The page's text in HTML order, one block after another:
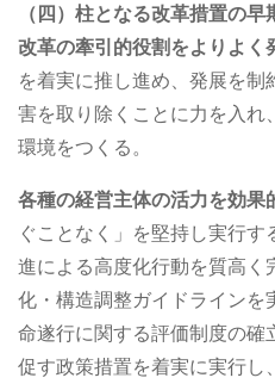
（四）柱となる改革措置の
改革の牽引的役割をよりよく
を着実に推し進め、発展を
害を取り除くことに力を入
環境をつくる。
各種の経営主体の活力を効果
ぐことなく」を堅持し実行
進による高度化行動を質高く
化・構造調整ガイドライン
命遂行に関する評価制度の確
促す政策措置を着実に実行